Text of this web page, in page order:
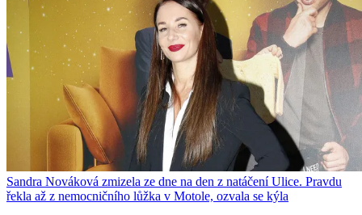
Sandra Nováková zmizela ze dne na den z natáčení Ulice. Pravdu
řekla až z nemocničního lůžka v Motole, ozvala se kýla